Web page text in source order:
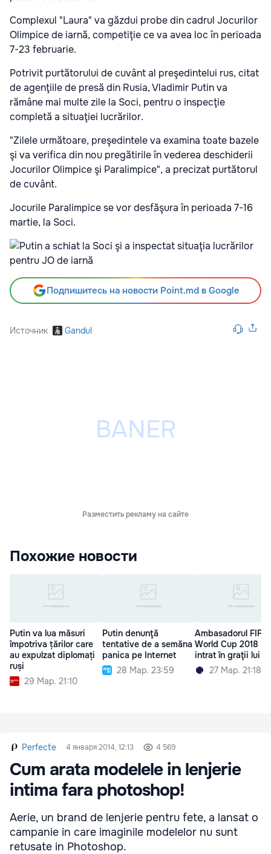
Complexul "Laura" va găzdui probe din cadrul Jocurilor
Olimpice de iarnă, competiţie ce va avea loc în perioada
7-23 februarie.
Potrivit purtătorului de cuvânt al preşedintelui rus, citat
de agenţiile de presă din Rusia, Vladimir Putin va
rămâne mai multe zile la Soci, pentru o inspecţie
completă a situaţiei lucrărilor.
"Zilele următoare, preşedintele va examina toate bazele
şi va verifica din nou pregătirile în vederea deschiderii
Jocurilor Olimpice şi Paralimpice", a precizat purtătorul
de cuvânt.
Jocurile Paralimpice se vor desfăşura în perioada 7-16
martie, la Soci.
Подпишитесь на новости Point.md в Google
Источник Gandul
Разместить рекламу на сайте
Похожие новости
Putin va lua măsuri
împotriva țărilor care
au expulzat diplomați
ruși
29 Мар. 21:10
Putin denunţă
tentative de a semăna
panica pe Internet
28 Мар. 23:59
Ambasadorul FIFA
World Cup 2018 i-
intrat în graţii lui
27 Мар. 21:18
Perfecte 4 января 2014, 12:13 4 569
Cum arata modelele in lenjerie
intima fara photoshop!
Aerie, un brand de lenjerie pentru fete, a lansat o
campanie in care imaginile modelelor nu sunt
retusate in Photoshop.